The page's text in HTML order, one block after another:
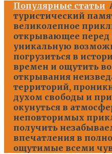
Популярные статьи
туристический
великолепное
открывающее перед
уникальную
погрузиться в
времен и ощутить
открывания
территорий,
духом свободы и
окунуться в
неповторимых
получить
впечатления в
ощутимые всеми